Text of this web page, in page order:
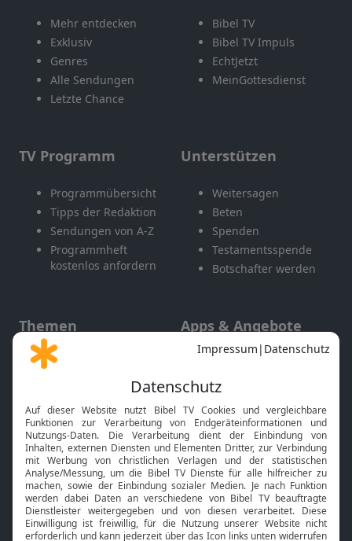
Mehr entdecken
Exklusiv
Genres
Alle Sendungen
Letzte Chance
Bibel TV
Bibel TV Impuls
EchtJetzt
MeinGottesdienst
TV Programm
Programmübersicht
Tipps der Redaktion
Sendungen von A-Z
Programmheft
kostenlos anfordern
Unterstützen
Weitersagen
Beten
Spenden
Testamentsspende
Botschafter werden
Themen
Gott und Bibel erklärt
Neuigkeiten
Apps & Angebote
Mobile App
Smart TV
HbbTV
Bibelthek Online-Bibel
Nächster Gottesdienst
Bibel TV Service